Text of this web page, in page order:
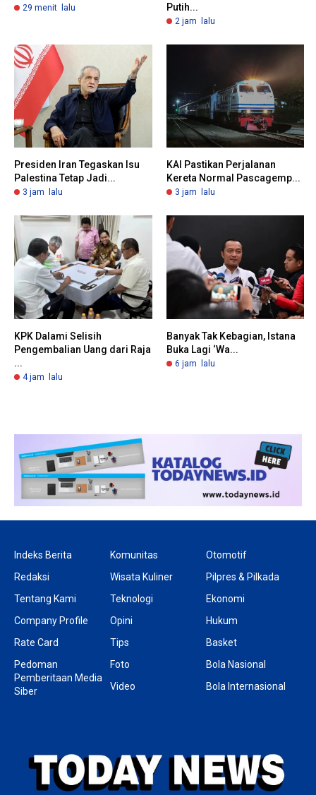
29 menit lalu
Putih...
2 jam lalu
Presiden Iran Tegaskan Isu
Palestina Tetap Jadi...
3 jam lalu
KAI Pastikan Perjalanan
Kereta Normal Pascagemp...
3 jam lalu
KPK Dalami Selisih
Pengembalian Uang dari Raja
...
4 jam lalu
Banyak Tak Kebagian, Istana
Buka Lagi ‘Wa...
6 jam lalu
Indeks Berita
Redaksi
Tentang Kami
Company Profile
Rate Card
Pedoman
Pemberitaan Media
Siber
Komunitas
Wisata Kuliner
Teknologi
Opini
Tips
Foto
Video
Otomotif
Pilpres & Pilkada
Ekonomi
Hukum
Basket
Bola Nasional
Bola Internasional